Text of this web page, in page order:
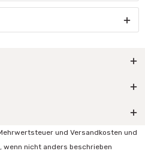
und Versandkosten und
wenn nicht anders beschrieben